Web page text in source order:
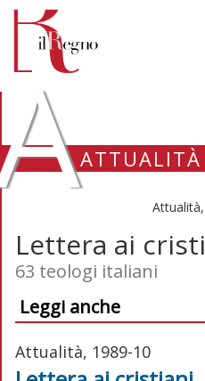
ATTUALITÀ
Lettera ai
63 teologi italiani
Leggi anche
Attualità, 1989-10